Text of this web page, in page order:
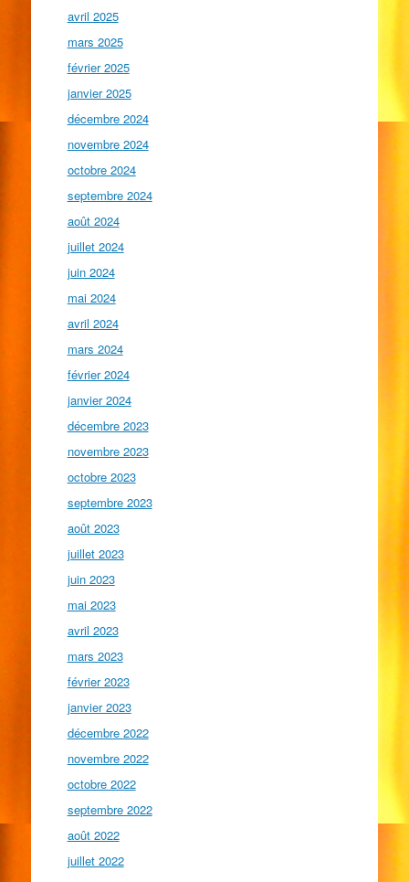
avril 2025
mars 2025
février 2025
janvier 2025
décembre 2024
novembre 2024
octobre 2024
septembre 2024
août 2024
juillet 2024
juin 2024
mai 2024
avril 2024
mars 2024
février 2024
janvier 2024
décembre 2023
novembre 2023
octobre 2023
septembre 2023
août 2023
juillet 2023
juin 2023
mai 2023
avril 2023
mars 2023
février 2023
janvier 2023
décembre 2022
novembre 2022
octobre 2022
septembre 2022
août 2022
juillet 2022